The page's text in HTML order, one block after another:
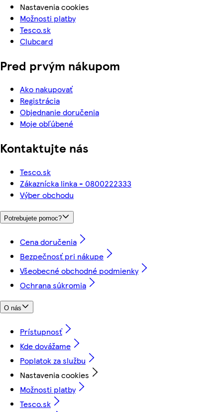
Nastavenia cookies
Možnosti platby
Tesco.sk
Clubcard
Pred prvým nákupom
Ako nakupovať
Registrácia
Objednanie doručenia
Moje obľúbené
Kontaktujte nás
Tesco.sk
Zákaznícka linka - 0800222333
Výber obchodu
Potrebujete pomoc?
Cena doručenia
Bezpečnosť pri nákupe
Všeobecné obchodné podmienky
Ochrana súkromia
O nás
Prístupnosť
Kde dovážame
Poplatok za službu
Nastavenia cookies
Možnosti platby
Tesco.sk